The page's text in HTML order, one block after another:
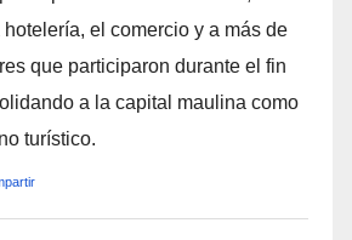
el comercio y a más de
que participaron durante el fin
a la capital maulina como
turístico.